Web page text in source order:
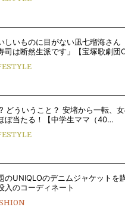
しいものに目がない凪七瑠海さん
司は断然生派です」【宝塚歌劇団
どういうこと？ 安堵から一転、
ぼ当たる！【中学生ママ（40…
のUNIQLOのデニムジャケットを
入のコーディネート